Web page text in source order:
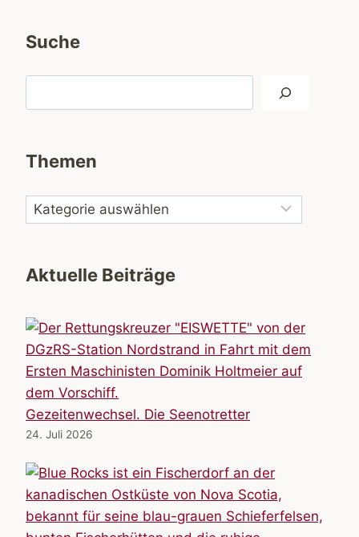
Suche
Themen
Aktuelle Beiträge
Gezeitenwechsel. Die Seenotretter
24. Juli 2026